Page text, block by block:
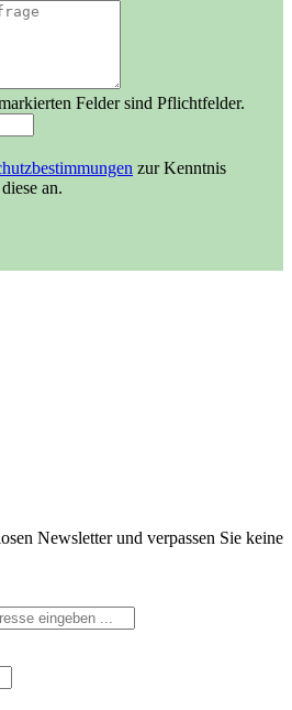
Felder sind Pflichtfelder.
zur Kenntnis
an.
Newsletter und verpassen Sie keine